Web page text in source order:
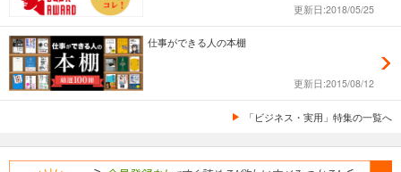
更新日:2018/05/25
仕事ができる人の本棚
更新日:2015/08/12
「ビジネス・実用」特集の一覧へ